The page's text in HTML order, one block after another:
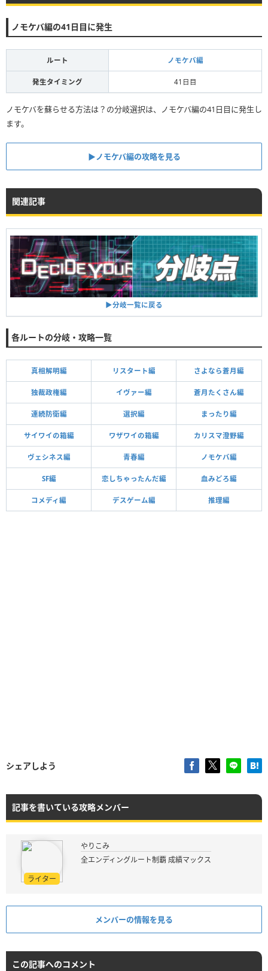
ノモケバ編の41日目に発生
ルート ノモケバ編
発生タイミング 41日目
ノモケバを蘇らせる方法は？の分岐選択は、ノモケバ編の41日目に発生し
ます。
▶︎ノモケバ編の攻略を見る
関連記事
▶︎分岐一覧に戻る
各ルートの分岐・攻略一覧
真相解明編 リスタート編 さよなら蒼月編
独裁政権編 イヴァー編 蒼月たくさん編
連続防衛編 選択編 まったり編
サイワイの箱編 ワザワイの箱編 カリスマ澄野編
ヴェシネス編 青春編 ノモケバ編
SF編 恋しちゃったんだ編 血みどろ編
コメディ編 デスゲーム編 推理編
シェアしよう
記事を書いている攻略メンバー
ライター
やりこみ
全エンディングルート制覇 成績マックス
メンバーの情報を見る
この記事へのコメント